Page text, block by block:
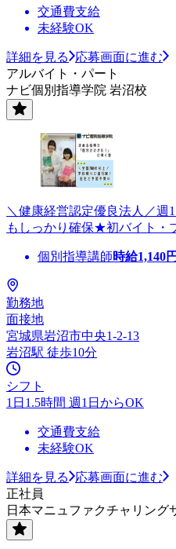
交通費支給
未経験OK
詳細を見る
応募画面に進む
アルバイト・パート
ナビ個別指導学院 岩沼校
＼健康経営認定優良法人／週
もしっかり確保★初バイト・
個別指導講師時給1,140
勤務地
面接地
宮城県岩沼市中央1-2-13
岩沼駅 徒歩10分
シフト
1日1.5時間 週1日からOK
交通費支給
未経験OK
詳細を見る
応募画面に進む
正社員
日本マニュファクチャリング